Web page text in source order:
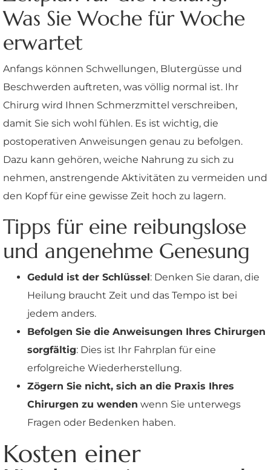
Was Sie Woche für Woche
erwartet
Anfangs können Schwellungen, Blutergüsse und
Beschwerden auftreten, was völlig normal ist. Ihr
Chirurg wird Ihnen Schmerzmittel verschreiben,
damit Sie sich wohl fühlen. Es ist wichtig, die
postoperativen Anweisungen genau zu befolgen.
Dazu kann gehören, weiche Nahrung zu sich zu
nehmen, anstrengende Aktivitäten zu vermeiden und
den Kopf für eine gewisse Zeit hoch zu lagern.
Tipps für eine reibungslose
und angenehme Genesung
Geduld ist der Schlüssel: Denken Sie daran, die
Heilung braucht Zeit und das Tempo ist bei
jedem anders.
Befolgen Sie die Anweisungen Ihres Chirurgen
sorgfältig: Dies ist Ihr Fahrplan für eine
erfolgreiche Wiederherstellung.
Zögern Sie nicht, sich an die Praxis Ihres
Chirurgen zu wenden wenn Sie unterwegs
Fragen oder Bedenken haben.
Kosten einer